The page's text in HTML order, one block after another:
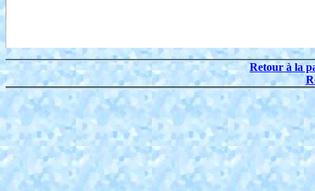
Retour à la